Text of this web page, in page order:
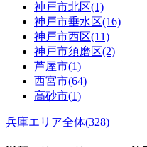
神戸市北区(1)
神戸市垂水区(16)
神戸市西区(11)
神戸市須磨区(2)
芦屋市(1)
西宮市(64)
高砂市(1)
兵庫エリア全体(328)